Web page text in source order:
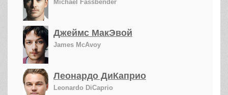
Michael Fassbender
Джеймс МакЭвой
James McAvoy
Леонардо ДиКаприо
Leonardo DiCaprio